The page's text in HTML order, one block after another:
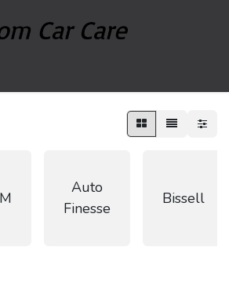
Auto
Finesse
Bissell